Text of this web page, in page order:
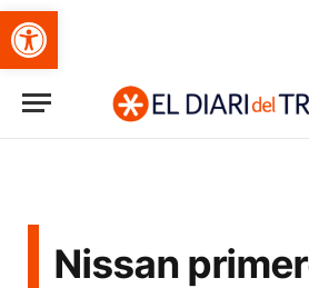
Obre la barra d'eines
Nissan